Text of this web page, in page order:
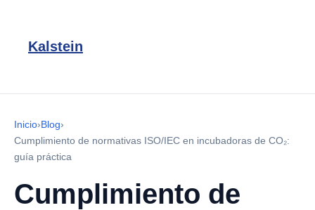
Kalstein
Inicio›Blog›
Cumplimiento de normativas ISO/IEC en incubadoras de CO₂:
guía práctica
Cumplimiento de